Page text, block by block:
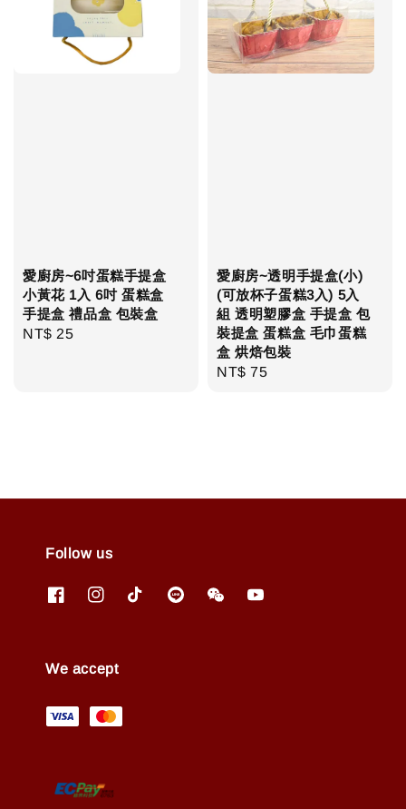
愛廚房~6吋蛋糕手提盒
小黃花 1入 6吋 蛋糕盒
手提盒 禮品盒 包裝盒
Regular
NT$ 25
愛廚房~透明手提盒(小)
(可放杯子蛋糕3入) 5入
組 透明塑膠盒 手提盒 包
裝提盒 蛋糕盒 毛巾蛋糕
盒 烘焙包裝
Regular
NT$ 75
Follow us
We accept